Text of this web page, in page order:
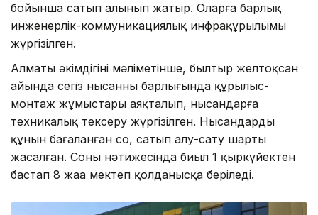
бойынша сатып алынып жатыр. Оларға барлық
инженерлік-коммуникациялық инфрақұрылымы
жүргізілген.
Алматы әкімдігінің мәліметінше, былтыр желтоқсан
айында сегіз нысанның барлығында құрылыс-
монтаж жұмыстары аяқталып, нысандарға
техникалық тексеру жүргізілген. Нысандардың
құнын бағаланған соң, сатып алу-сату шарты
жасалған. Соның нәтижесінда биыл 1 қыркүйектен
бастап 8 жаңа мектеп қолданысқа беріледі.